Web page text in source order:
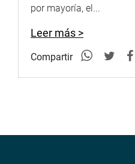
por mayoría, el...
Leer más >
Compartir